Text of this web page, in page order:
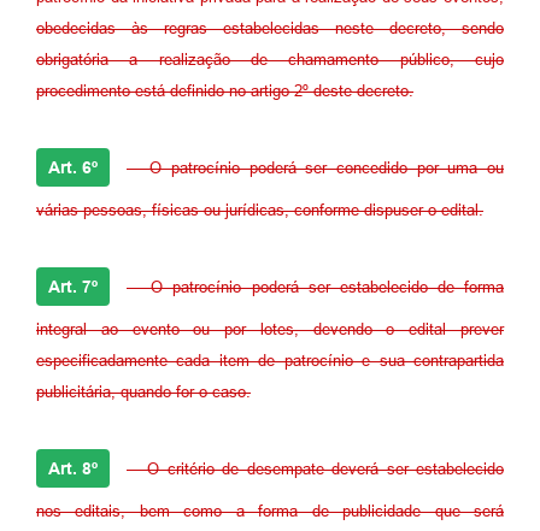
obedecidas às regras estabelecidas neste decreto, sendo
obrigatória a realização de chamamento público, cujo
procedimento está definido no artigo 2º deste decreto.
Art. 6º - O patrocínio poderá ser concedido por uma ou
várias pessoas, físicas ou jurídicas, conforme dispuser o edital.
Art. 7º - O patrocínio poderá ser estabelecido de forma
integral ao evento ou por lotes, devendo o edital prever
especificadamente cada item de patrocínio e sua contrapartida
publicitária, quando for o caso.
Art. 8º - O critério de desempate deverá ser estabelecido
nos editais, bem como a forma de publicidade que será